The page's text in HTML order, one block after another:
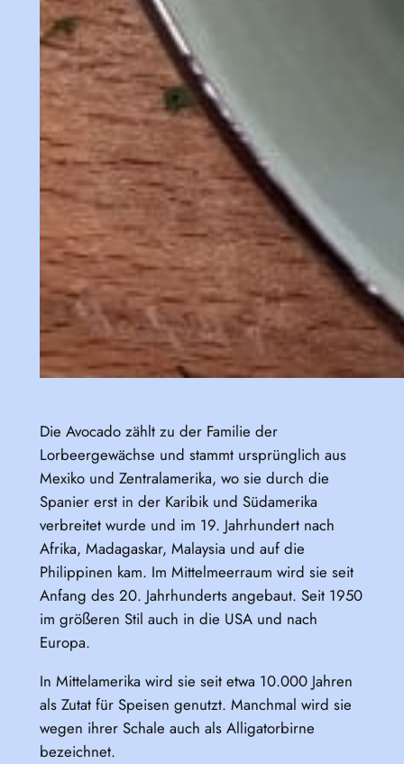
Die Avocado zählt zu der Familie der
Lorbeergewächse und stammt ursprünglich aus
Mexiko und Zentralamerika, wo sie durch die
Spanier erst in der Karibik und Südamerika
verbreitet wurde und im 19. Jahrhundert nach
Afrika, Madagaskar, Malaysia und auf die
Philippinen kam. Im Mittelmeerraum wird sie seit
Anfang des 20. Jahrhunderts angebaut. Seit 1950
im größeren Stil auch in die USA und nach
Europa.
In Mittelamerika wird sie seit etwa 10.000 Jahren
als Zutat für Speisen genutzt. Manchmal wird sie
wegen ihrer Schale auch als Alligatorbirne
bezeichnet.